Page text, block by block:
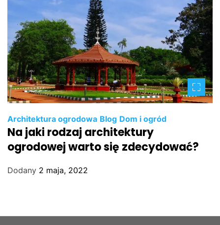
Architektura ogrodowa Blog Dom i ogród
Na jaki rodzaj architektury
ogrodowej warto się zdecydować?
Dodany 2 maja, 2022